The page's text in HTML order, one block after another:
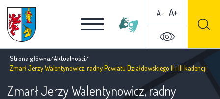
A- A+
Strona główna/Aktualności/
Zmarł Jerzy Walentynowicz, radny Powiatu Działdowskiego II i III kadencji
Zmarł Jerzy Walentynowicz, radny